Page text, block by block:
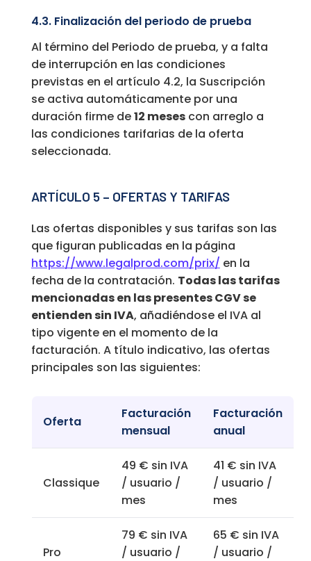
4.3. Finalización del periodo de prueba
Al término del Periodo de prueba, y a falta
de interrupción en las condiciones
previstas en el artículo 4.2, la Suscripción
se activa automáticamente por una
duración firme de12 mesescon arreglo a
las condiciones tarifarias de la oferta
seleccionada.
ARTÍCULO 5 – OFERTAS Y TARIFAS
Las ofertas disponibles y sus tarifas son las
que figuran publicadas en la página
https://www.legalprod.com/prix/ en la
fecha de la contratación. Todas las tarifas
mencionadas en las presentes CGV se
entienden sin IVA, añadiéndose el IVA al
tipo vigente en el momento de la
facturación. A título indicativo, las ofertas
principales son las siguientes:
Oferta
Facturación
mensual
Facturación
anual
Classique
49 € sin IVA
/ usuario /
mes
41 € sin IVA
/ usuario /
mes
Pro
79 € sin IVA
/ usuario /
65 € sin IVA
/ usuario /